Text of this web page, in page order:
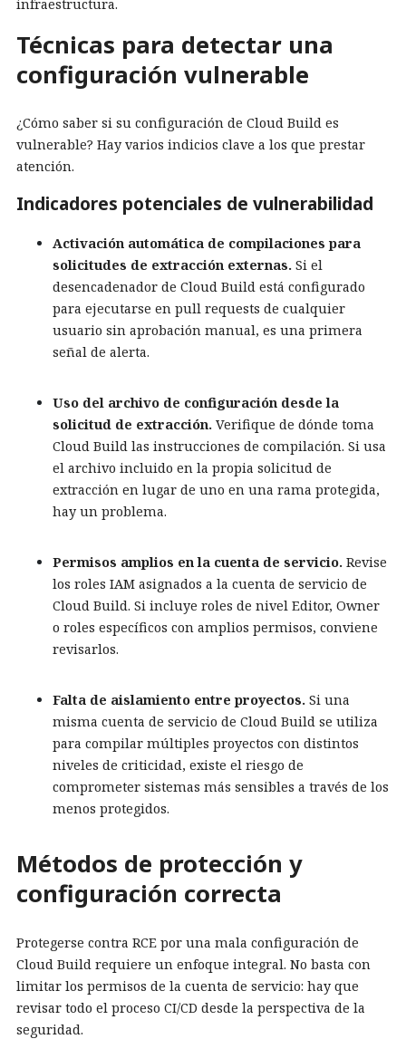
infraestructura.
Técnicas para detectar una
configuración vulnerable
¿Cómo saber si su configuración de Cloud Build es
vulnerable? Hay varios indicios clave a los que prestar
atención.
Indicadores potenciales de vulnerabilidad
Activación automática de compilaciones para
solicitudes de extracción externas. Si el
desencadenador de Cloud Build está configurado
para ejecutarse en pull requests de cualquier
usuario sin aprobación manual, es una primera
señal de alerta.
Uso del archivo de configuración desde la
solicitud de extracción. Verifique de dónde toma
Cloud Build las instrucciones de compilación. Si usa
el archivo incluido en la propia solicitud de
extracción en lugar de uno en una rama protegida,
hay un problema.
Permisos amplios en la cuenta de servicio. Revise
los roles IAM asignados a la cuenta de servicio de
Cloud Build. Si incluye roles de nivel Editor, Owner
o roles específicos con amplios permisos, conviene
revisarlos.
Falta de aislamiento entre proyectos. Si una
misma cuenta de servicio de Cloud Build se utiliza
para compilar múltiples proyectos con distintos
niveles de criticidad, existe el riesgo de
comprometer sistemas más sensibles a través de los
menos protegidos.
Métodos de protección y
configuración correcta
Protegerse contra RCE por una mala configuración de
Cloud Build requiere un enfoque integral. No basta con
limitar los permisos de la cuenta de servicio: hay que
revisar todo el proceso CI/CD desde la perspectiva de la
seguridad.